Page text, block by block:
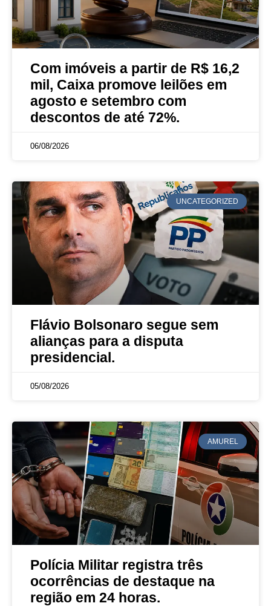
Com imóveis a partir de R$ 16,2
mil, Caixa promove leilões em
agosto e setembro com
descontos de até 72%.
06/08/2026
UNCATEGORIZED
Flávio Bolsonaro segue sem
alianças para a disputa
presidencial.
05/08/2026
AMUREL
Polícia Militar registra três
ocorrências de destaque na
região em 24 horas.